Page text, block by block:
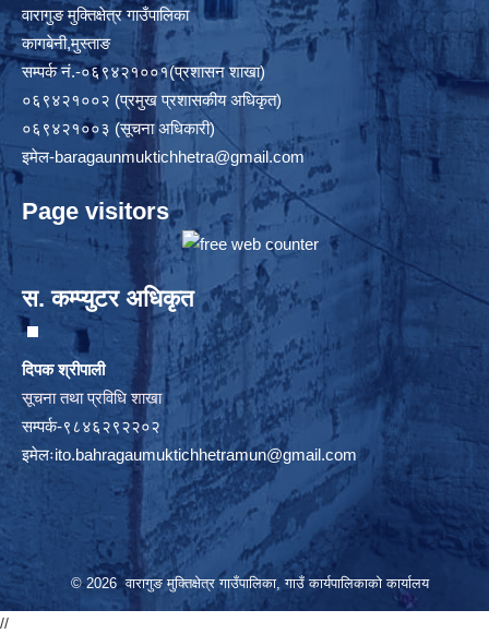
वारागुङ मुक्तिक्षेत्र गाउँपालिका
कागबेनी,मुस्ताङ
सम्पर्क नं.-०६९४२१००१(प्रशासन शाखा)
०६९४२१००२ (प्रमुख प्रशासकीय अधिकृत)
०६९४२१००३ (सूचना अधिकारी)
इमेल-baragaunmuktichhetra@gmail.com
Page visitors
स. कम्प्युटर अधिकृत
दिपक श्रीपाली
सूचना तथा प्रविधि शाखा
सम्पर्क-९८४६२९२२०२
इमेलःito.bahragaumuktichhetramun@gmail.com
© 2026 वारागुङ मुक्तिक्षेत्र गाउँपालिका, गाउँ कार्यपालिकाको कार्यालय
//